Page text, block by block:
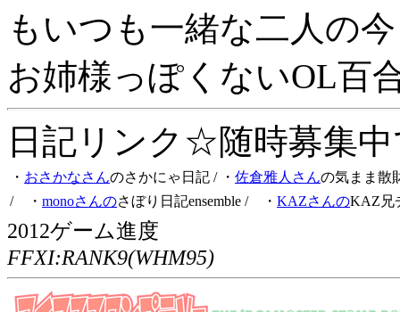
もいつも一緒な二人の
お姉様っぽくないOL百
日記リンク☆随時募集
・ おさかなさんのさかにゃ日記 / ・ 佐倉雅人さんの気まま散
/ ・ monoさんのさぼり日記ensemble / ・ KAZさんのKAZ兄
2012ゲーム進度
FFXI:RANK9(WHM95)